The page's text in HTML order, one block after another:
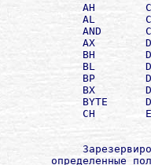
AH
AL
AND
AX
BH
BL
BP
BX
BYTE
CH
определенные